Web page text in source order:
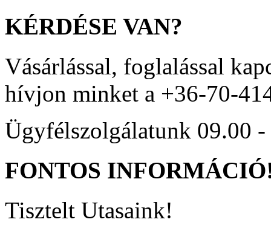
KÉRDÉSE VAN?
Vásárlással, foglalással
hívjon minket a +36-70-
Ügyfélszolgálatunk 09.00
FONTOS
Tisztelt Utasaink!